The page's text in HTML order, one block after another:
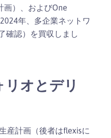
画）、およびOne
年、多企業ネットワ
確認）を買収しまし
オとデリ
産計画（後者はflexisに